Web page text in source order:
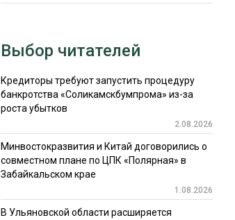
Выбор читателей
Кредиторы требуют запустить процедуру
банкротства «Соликамскбумпрома» из-за
роста убытков
2.08.2026
Минвостокразвития и Китай договорились о
совместном плане по ЦПК «Полярная» в
Забайкальском крае
1.08.2026
В Ульяновской области расширяется